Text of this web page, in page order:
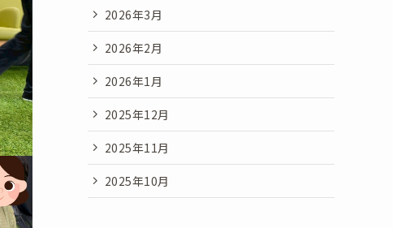
2026年3月
2026年2月
2026年1月
2025年12月
2025年11月
2025年10月